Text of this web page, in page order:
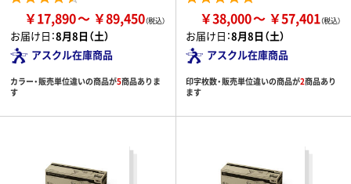
￥17,890 ￥89,450
お届け日：8月8日（土）
アスクル在庫商品
カラー・販売単位違いの商品が5商品ありま
す
￥38,000 ￥57,401
お届け日：8月8日（土）
アスクル在庫商品
印字枚数・販売単位違いの商品が2商品あり
ます